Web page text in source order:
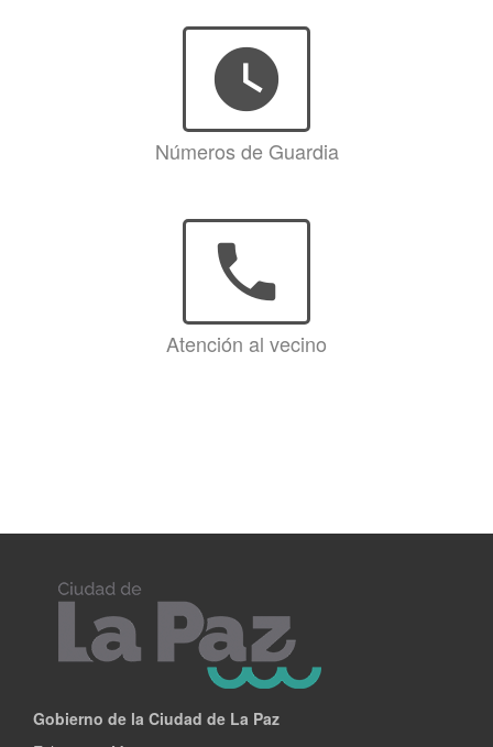
watch_later
Números de Guardia
phone
Atención al vecino
Gobierno de la Ciudad de La Paz